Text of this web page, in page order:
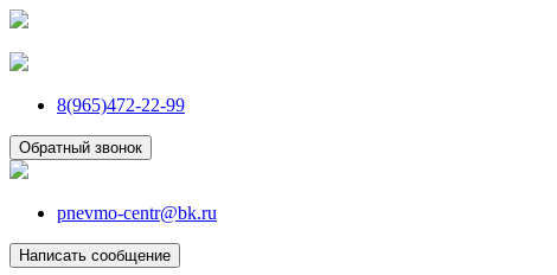
8(965)472-22-99
Обратный звонок
pnevmo-centr@bk.ru
Написать сообщение